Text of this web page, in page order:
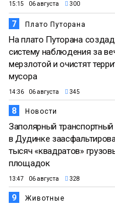
15:15 06 августа 300
7 Плато Путорана
На плато Путорана
систему наблюдения за
мерзлотой и очистят
мусора
14:36 06 августа 345
8 Новости
Заполярный
в Дудинке
тысяч «квадратов»
площадок
13:47 06 августа 328
9 Животные